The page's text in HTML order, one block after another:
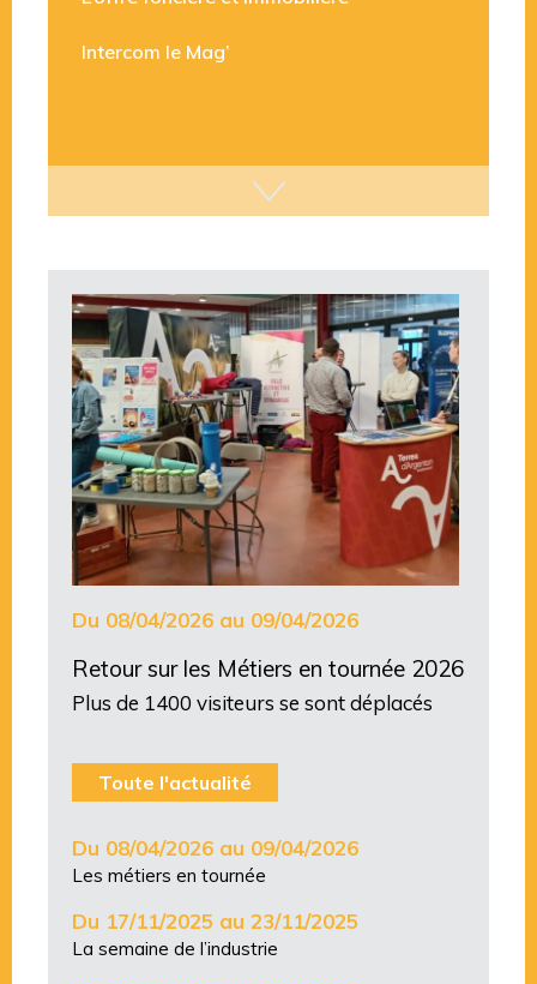
L’offre foncière et immobilière
Du 08/04/2026 au 09/04/2026
Retour sur les Métiers en tournée 2026
Plus de 1400 visiteurs se sont déplacés
Toute l'actualité
Du 08/04/2026 au 09/04/2026
Les métiers en tournée
Du 17/11/2025 au 23/11/2025
La semaine de l’industrie